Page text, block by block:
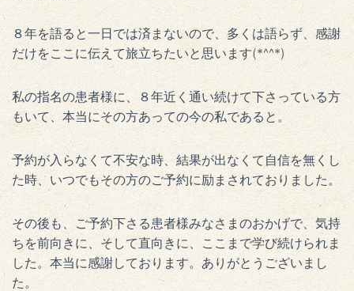
８年を語ると一日では済まないので、多くは語らず、感謝
だけをここに伝えて旅立ちたいと思います(*^^*)
私の指名の患者様に、８年近く通い続けて下さっている方
もいて、本当にその方あっての今の私であると。
予約が入らなくて不安な時、結果が出なくて自信を無くし
た時、いつでもその方のご予約に励まされておりました。
その後も、ご予約下さる患者様みなさまのおかげで、気持
ちを前向きに、そして直向きに、ここまで学び続けられま
した。本当に感謝しております。ありがとうございまし
た。